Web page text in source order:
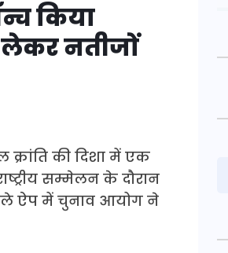
किया
लेकर नतीजों
की दिशा में एक
सम्मेलन के दौरान
ऐप में चुनाव आयोग ने